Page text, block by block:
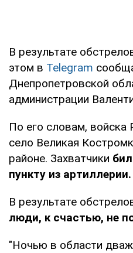
В результате
этом в Telegram
Днепропетровской
администрации
По его словам,
село Великая
районе. Захватчики
пункту из артиллерии.
В результате
люди, к счастью, не
"Ночью в области